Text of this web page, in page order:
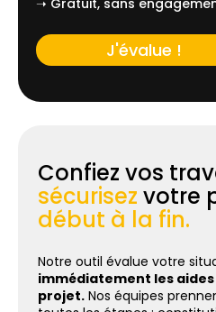
J'évalue !
Confiez vos
sécurisez votre
début à la fin.
Notre outil évalue votre
immédiatement les
projet. Nos équipes